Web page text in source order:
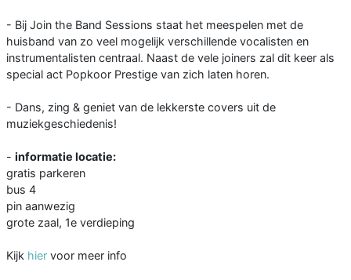
- Bij Join the Band Sessions staat het meespelen met de
huisband van zo veel mogelijk verschillende vocalisten en
instrumentalisten centraal. Naast de vele joiners zal dit keer als
special act Popkoor Prestige van zich laten horen.
- Dans, zing & geniet van de lekkerste covers uit de
muziekgeschiedenis!
- informatie locatie:
gratis parkeren
bus 4
pin aanwezig
grote zaal, 1e verdieping
Kijk hier voor meer info